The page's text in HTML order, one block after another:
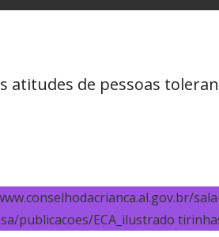
atitudes de pessoas
publicacoes/ECA_ilustrado